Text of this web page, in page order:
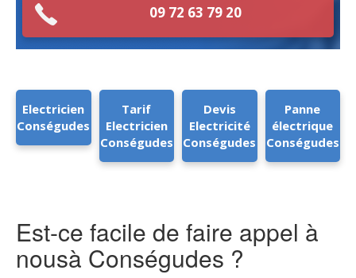
09 72 63 79 20
Electricien
Conségudes
Tarif
Electricien
Conségudes
Devis
Electricité
Conségudes
Panne
électrique
Conségudes
Est-ce facile de faire appel à
nousà Conségudes ?